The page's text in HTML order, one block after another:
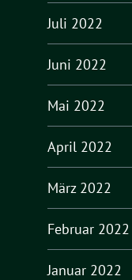
Juli 2022
Juni 2022
Mai 2022
April 2022
März 2022
Februar 2022
Januar 2022